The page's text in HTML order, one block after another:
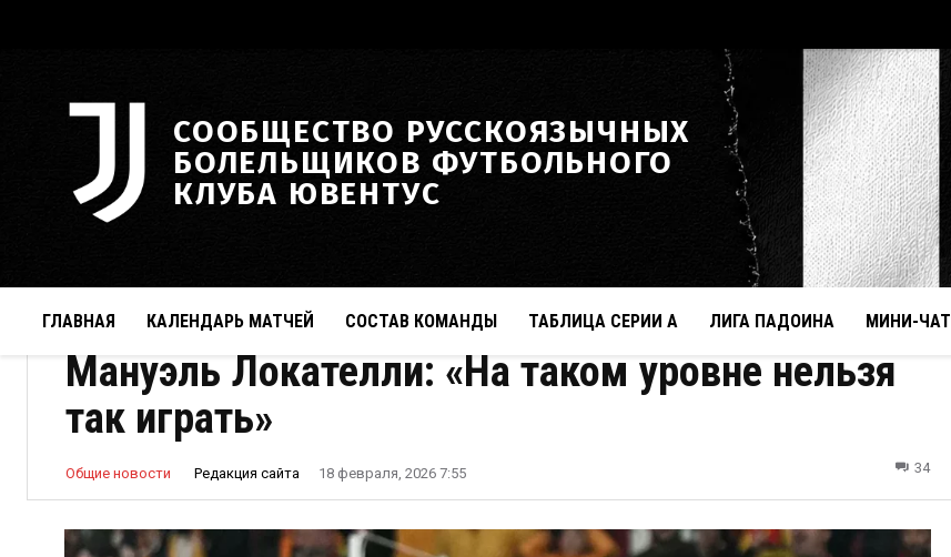
СООБЩЕСТВО РУССКОЯЗЫЧНЫХ
БОЛЕЛЬЩИКОВ ФУТБОЛЬНОГО
КЛУБА ЮВЕНТУС
ГЛАВНАЯ КАЛЕНДАРЬ МАТЧЕЙ СОСТАВ КОМАНДЫ ТАБЛИЦА СЕРИИ А ЛИГА ПАДОИНА МИНИ-ЧАТ
Мануэль Локателли: «На таком уровне нельзя
так играть»
Общие новости Редакция сайта 18 февраля, 2026 7:55 34